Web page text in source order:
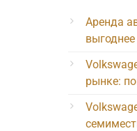
Аренда
рынке: